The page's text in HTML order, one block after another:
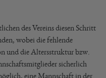
des Vereins diesen Schritt
wobei die fehlende
und die Altersstruktur bzw.
sicherlich
eine Mannschaft in der